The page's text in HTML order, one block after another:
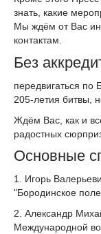
знать, какие
Мы ждём от Вас
контактам.
Без
передвигаться по
205-летия битвы,
Ждём Вас, как и
радостных
Основные
1. Игорь
"Бородинское
2. Александр
Международной